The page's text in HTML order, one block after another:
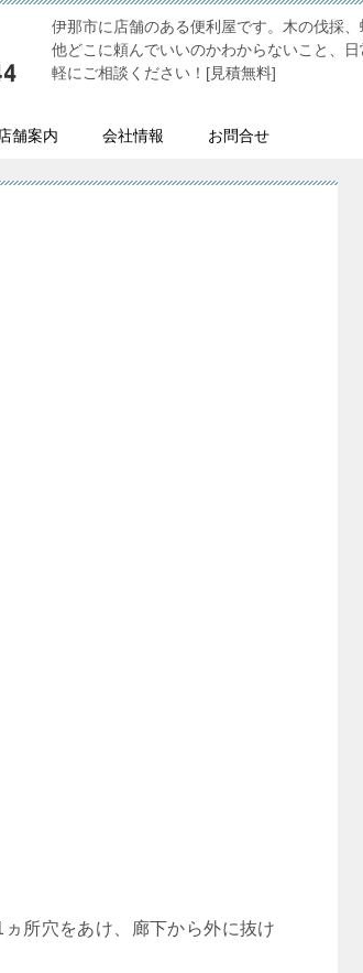
伊那市に店舗のある便利屋です。木の伐採
他どこに頼んでいいのかわからないこと、
軽にご相談ください！[見積無料]
店舗案内 会社情報 お問合せ
所穴をあけ、廊下から外に抜け